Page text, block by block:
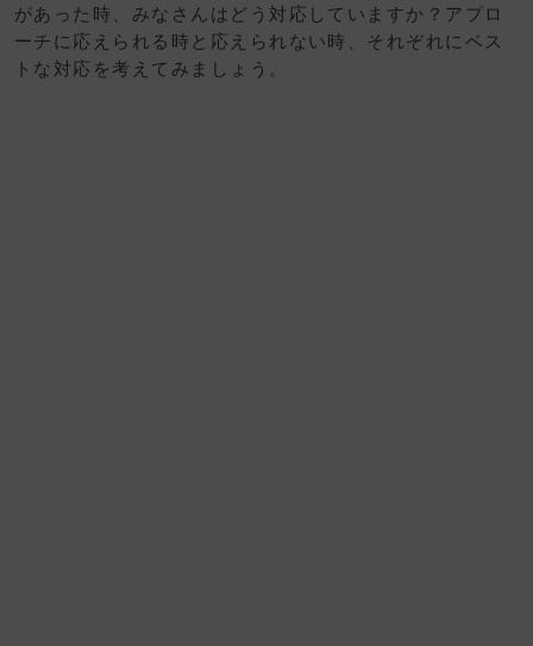
があった時、みなさんはどう対応していますか？アプロ
ーチに応えられる時と応えられない時、それぞれにベス
トな対応を考えてみましょう。